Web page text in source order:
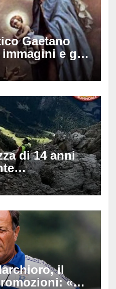
Gaetano
e gif
sui
di 14 anni
tragedia sul
alla famiglia
il
«Ha